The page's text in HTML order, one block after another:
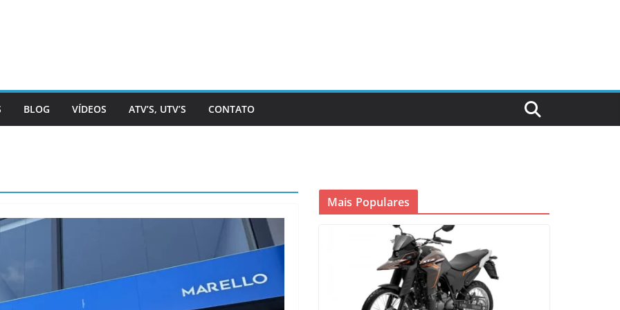
BLOG VÍDEOS ATV’S, UTV’S CONTATO
Mais Populares